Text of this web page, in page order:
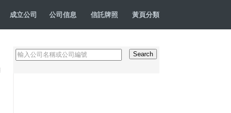
成立公司 公司信息 信託牌照 黃頁分類